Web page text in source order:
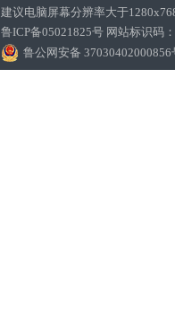
建议电脑屏幕分辨率大于
鲁ICP备05021825号 网站标识码
鲁公网安备 37030402000856